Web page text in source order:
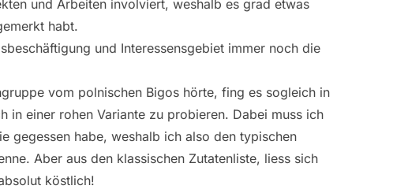
und Arbeiten involviert, weshalb es grad etwas
habt.
und Interessensgebiet immer noch die
vom polnischen Bigos hörte, fing es sogleich in
in einer rohen Variante zu probieren. Dabei muss ich
gegessen habe, weshalb ich also den typischen
Aber aus den klassischen Zutatenliste, liess sich
köstlich!